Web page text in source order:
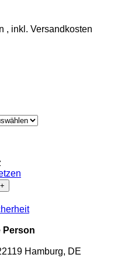
Person
Hamburg, DE